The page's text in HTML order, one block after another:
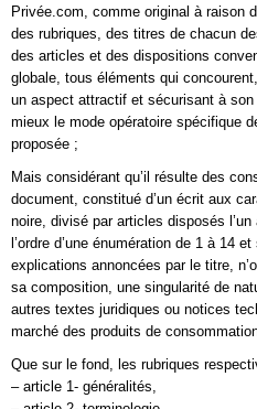
Privée.com, comme original à raison
des rubriques, des titres de chacun
des articles et des dispositions
globale, tous éléments qui
un aspect attractif et sécurisant à
mieux le mode opératoire spécifique
proposée ;
Mais considérant qu’il résulte des
document, constitué d’un écrit aux
noire, divisé par articles disposés
l’ordre d’une énumération de 1 à 14
explications annoncées par le titre,
sa composition, une singularité de
autres textes juridiques ou notices
marché des produits de
Que sur le fond, les rubriques
– article 1- généralités,